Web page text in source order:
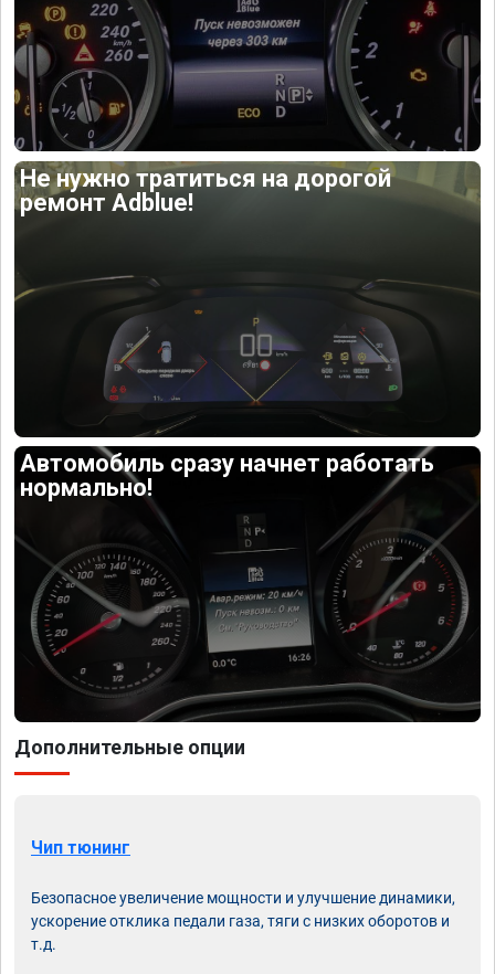
Не нужно тратиться на дорогой
ремонт Adblue!
Автомобиль сразу начнет работать
нормально!
Дополнительные опции
Чип тюнинг
Безопасное увеличение мощности и улучшение динамики,
ускорение отклика педали газа, тяги с низких оборотов и
т.д.